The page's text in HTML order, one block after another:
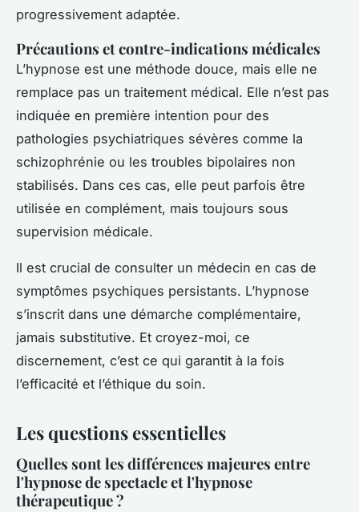
progressivement adaptée.
Précautions et contre-indications médicales
L’hypnose est une méthode douce, mais elle ne
remplace pas un traitement médical. Elle n’est pas
indiquée en première intention pour des
pathologies psychiatriques sévères comme la
schizophrénie ou les troubles bipolaires non
stabilisés. Dans ces cas, elle peut parfois être
utilisée en complément, mais toujours sous
supervision médicale.
Il est crucial de consulter un médecin en cas de
symptômes psychiques persistants. L’hypnose
s’inscrit dans une démarche complémentaire,
jamais substitutive. Et croyez-moi, ce
discernement, c’est ce qui garantit à la fois
l’efficacité et l’éthique du soin.
Les questions essentielles
Quelles sont les différences majeures entre
l'hypnose de spectacle et l'hypnose
thérapeutique ?